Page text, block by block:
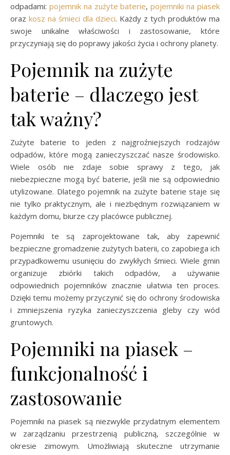
odpadami: pojemnik na zużyte baterie,pojemniki na piasek
oraz kosz na śmieci dla dzieci. Każdy z tych produktów ma
swoje unikalne właściwości i zastosowanie, które
przyczyniają się do poprawy jakości życia i ochrony planety.
Pojemnik na zużyte
baterie – dlaczego jest
tak ważny?
Zużyte baterie to jeden z najgroźniejszych rodzajów
odpadów, które mogą zanieczyszczać nasze środowisko.
Wiele osób nie zdaje sobie sprawy z tego, jak
niebezpieczne mogą być baterie, jeśli nie są odpowiednio
utylizowane. Dlatego pojemnik na zużyte baterie staje się
nie tylko praktycznym, ale i niezbędnym rozwiązaniem w
każdym domu, biurze czy placówce publicznej.
Pojemniki te są zaprojektowane tak, aby zapewnić
bezpieczne gromadzenie zużytych baterii, co zapobiega ich
przypadkowemu usunięciu do zwykłych śmieci. Wiele gmin
organizuje zbiórki takich odpadów, a używanie
odpowiednich pojemników znacznie ułatwia ten proces.
Dzięki temu możemy przyczynić się do ochrony środowiska
i zmniejszenia ryzyka zanieczyszczenia gleby czy wód
gruntowych.
Pojemniki na piasek –
funkcjonalność i
zastosowanie
Pojemniki na piasek są niezwykle przydatnym elementem
w zarządzaniu przestrzenią publiczną, szczególnie w
okresie zimowym. Umożliwiają skuteczne utrzymanie